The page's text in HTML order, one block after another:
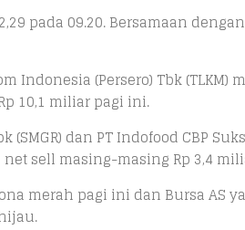
pada 09.20. Bersamaan
Indonesia (Persero) Tbk
10,1 miliar pagi ini.
dan PT Indofood CBP
sell masing-masing Rp 3,4
merah pagi ini dan Bursa AS